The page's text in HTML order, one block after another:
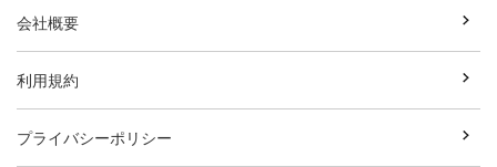
会社概要
利用規約
プライバシーポリシー